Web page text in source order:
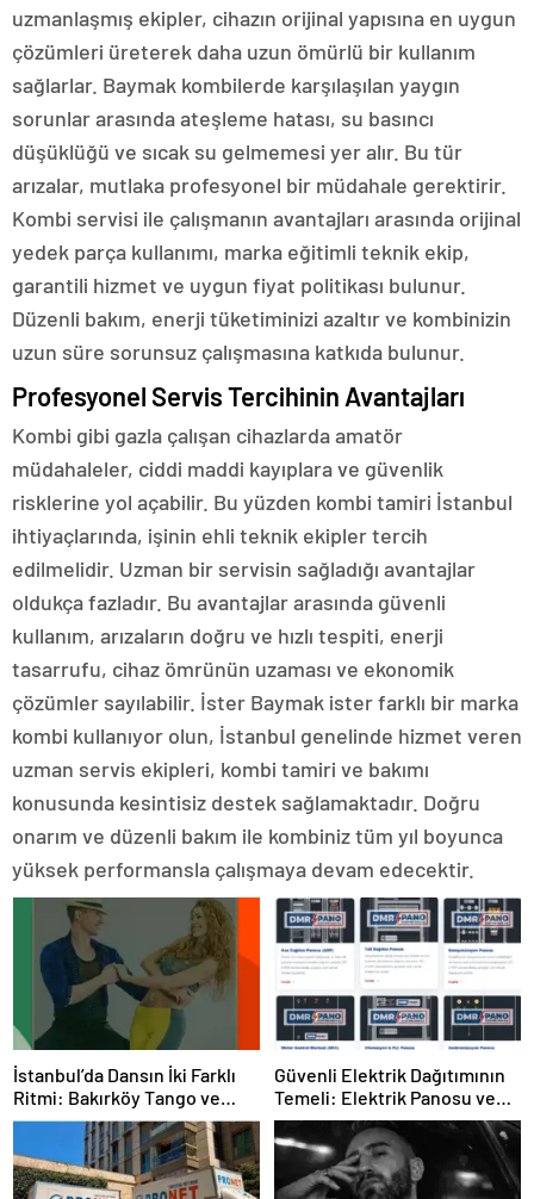
uzmanlaşmış ekipler, cihazın orijinal yapısına en uygun
çözümleri üreterek daha uzun ömürlü bir kullanım
sağlarlar. Baymak kombilerde karşılaşılan yaygın
sorunlar arasında ateşleme hatası, su basıncı
düşüklüğü ve sıcak su gelmemesi yer alır. Bu tür
arızalar, mutlaka profesyonel bir müdahale gerektirir.
Kombi servisi ile çalışmanın avantajları arasında orijinal
yedek parça kullanımı, marka eğitimli teknik ekip,
garantili hizmet ve uygun fiyat politikası bulunur.
Düzenli bakım, enerji tüketiminizi azaltır ve kombinizin
uzun süre sorunsuz çalışmasına katkıda bulunur.
Profesyonel Servis Tercihinin Avantajları
Kombi gibi gazla çalışan cihazlarda amatör
müdahaleler, ciddi maddi kayıplara ve güvenlik
risklerine yol açabilir. Bu yüzden kombi tamiri İstanbul
ihtiyaçlarında, işinin ehli teknik ekipler tercih
edilmelidir. Uzman bir servisin sağladığı avantajlar
oldukça fazladır. Bu avantajlar arasında güvenli
kullanım, arızaların doğru ve hızlı tespiti, enerji
tasarrufu, cihaz ömrünün uzaması ve ekonomik
çözümler sayılabilir. İster Baymak ister farklı bir marka
kombi kullanıyor olun, İstanbul genelinde hizmet veren
uzman servis ekipleri, kombi tamiri ve bakımı
konusunda kesintisiz destek sağlamaktadır. Doğru
onarım ve düzenli bakım ile kombiniz tüm yıl boyunca
yüksek performansla çalışmaya devam edecektir.
İstanbul’da Dansın İki Farklı
Ritmi: Bakırköy Tango ve
Kadıköy Salsa Kursları
Güvenli Elektrik Dağıtımının
Temeli: Elektrik Panosu ve
Şantiye Panosu Rehberi